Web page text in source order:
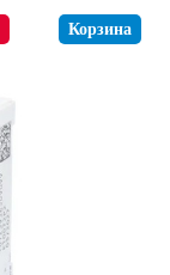
Корзина